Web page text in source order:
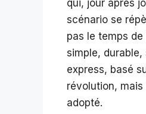
qui, jour après
scénario se
pas le temps
simple, durable,
express, basé
révolution, mais
adopté.